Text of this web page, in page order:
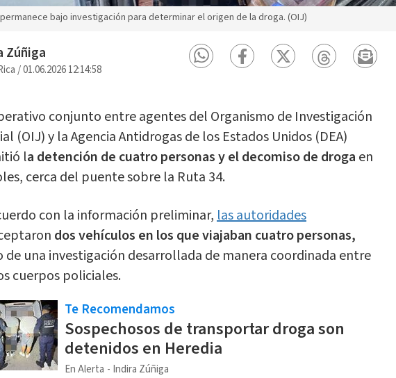
bajo investigación para determinar el origen de la droga. (OIJ)
Zúñiga
/01.06.2026 12:14:58
conjunto entre agentes del Organismo de Investigación
(OIJ) y la Agencia Antidrogas de los Estados Unidos (DEA)
la detención de cuatro personas y el decomiso de droga en
cerca del puente sobre la Ruta 34.
con la información preliminar,las autoridades
dos vehículos en los que viajaban cuatro personas,
de una investigación desarrollada de manera coordinada entre
cuerpos policiales.
Te Recomendamos
Sospechosos de transportar droga son
detenidos en Heredia
En Alerta Indira Zúñiga